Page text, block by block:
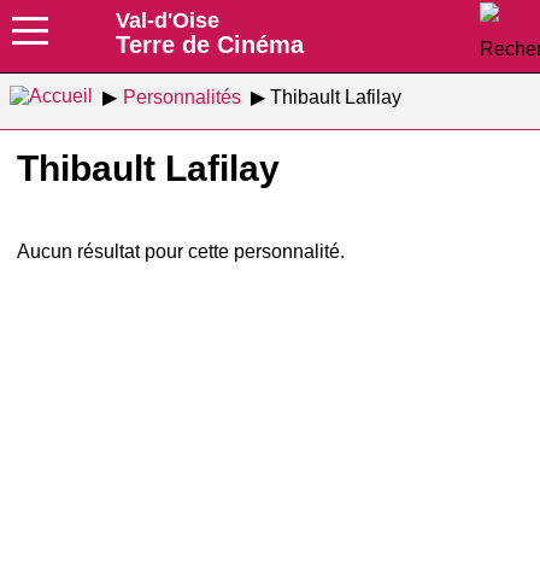
Val-d'Oise
Terre de Cinéma
Personnalités Thibault Lafilay
Thibault Lafilay
Aucun résultat pour cette personnalité.